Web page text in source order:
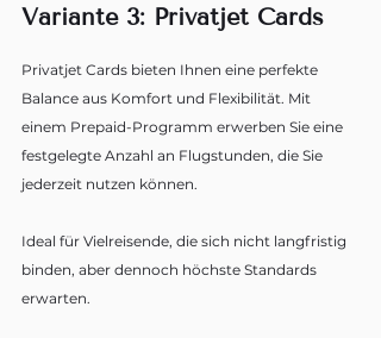
Variante 3: Privatjet Cards
Privatjet Cards bieten Ihnen eine perfekte
Balance aus Komfort und Flexibilität. Mit
einem Prepaid-Programm erwerben Sie eine
festgelegte Anzahl an Flugstunden, die Sie
jederzeit nutzen können.
Ideal für Vielreisende, die sich nicht langfristig
binden, aber dennoch höchste Standards
erwarten.